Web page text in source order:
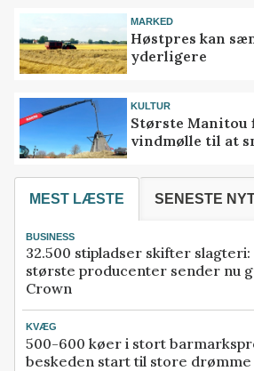
MARKED
Høstpres kan
yderligere
KULTUR
Største Manitou
vindmølle til at
MEST LÆSTE SENESTE
BUSINESS
32.500 stipladser skifter slagteri:
største producenter sender nu
Crown
KVÆG
500-600 køer i stort
beskeden start til store drømme